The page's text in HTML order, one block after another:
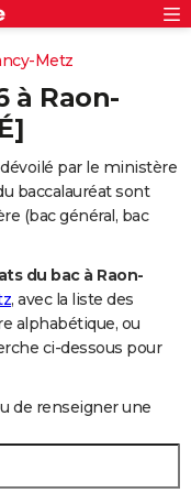
Rechercher
Metz
à Raon-
par le ministère
baccalauréat sont
(bac général, bac
du bac à Raon-
, avec la liste des
alphabétique, ou
ci-dessous pour
de renseigner une